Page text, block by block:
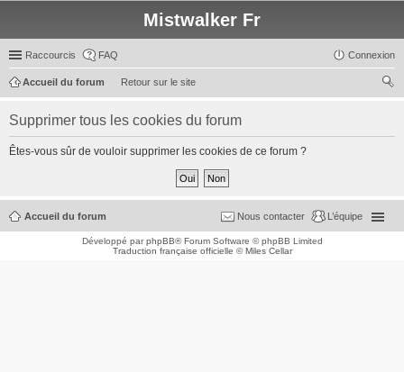
Mistwalker Fr
Raccourcis FAQ Connexion
Retour sur le site
Accueil du forum
Supprimer tous les cookies du forum
Êtes-vous sûr de vouloir supprimer les cookies de ce forum ?
Accueil du forum L’équipe
Nous contacter
Développé parphpBB® Forum Software © phpBB Limited
Traduction française officielle ©Miles Cellar